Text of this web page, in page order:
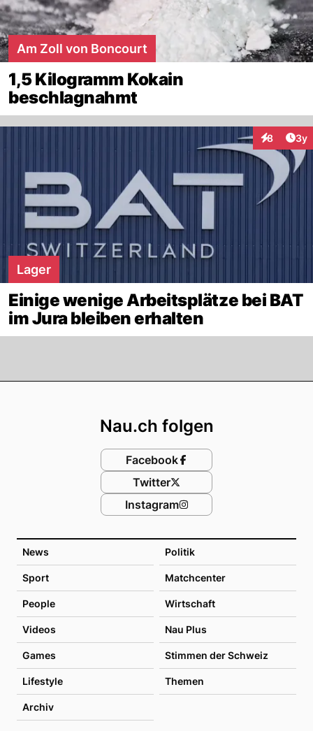
Am Zoll von Boncourt
1,5 Kilogramm Kokain
beschlagnahmt
8 3y
Lager
Einige wenige Arbeitsplätze bei BAT
im Jura bleiben erhalten
News Politik
Sport Matchcenter
People Wirtschaft
Videos Nau Plus
Games Stimmen der Schweiz
Lifestyle Themen
Archiv
Nau.ch folgen
Facebook
Twitter
Instagram